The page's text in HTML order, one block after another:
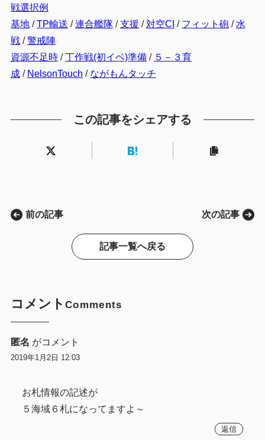
戦選択例
基地/TP輸送 /連合艦隊/支援 /対空CI / フィット砲/ 水
戦/警戒陣
資源不足時/丁作戦(初イベ)準備/ ５－３育
成/ NelsonTouch / ながもんタッチ
この記事をシェアする
前の記事
記事一覧へ戻る
次の記事
コメント Comments
匿名 がコメント
2019年1月2日 12:03
お札情報の記述が
５海域６札になってますよ～
返信